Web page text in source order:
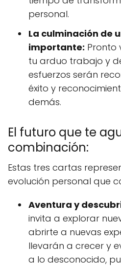
personal.
La culminación de
importante: Pronto
tu arduo trabajo y
esfuerzos serán
éxito y
demás.
El futuro que te
combinación:
Estas tres cartas
evolución personal que
Aventura y
invita a explorar
abrirte a nuevas
llevarán a crecer y
a lo desconocido,